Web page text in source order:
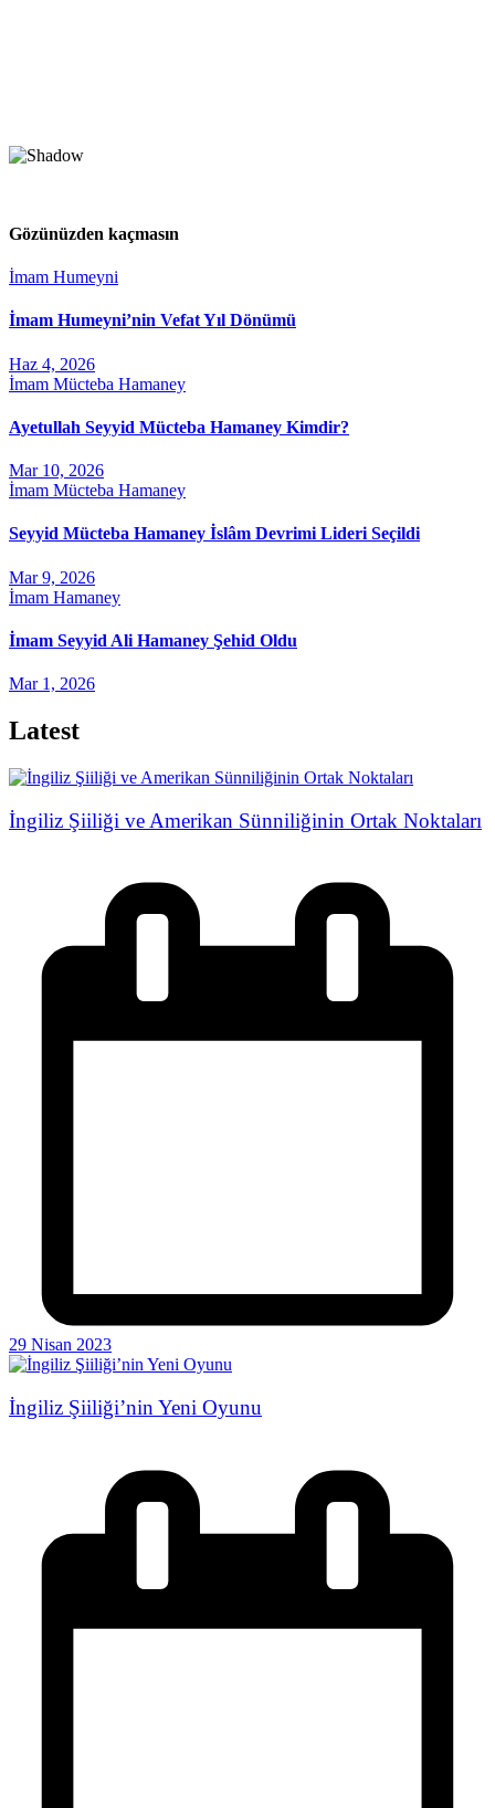
Gözünüzden kaçmasın
İmam Humeyni
İmam Humeyni’nin Vefat Yıl Dönümü
Haz 4, 2026
İmam Mücteba Hamaney
Ayetullah Seyyid Mücteba Hamaney Kimdir?
Mar 10, 2026
İmam Mücteba Hamaney
Seyyid Mücteba Hamaney İslâm Devrimi Lideri Seçildi
Mar 9, 2026
İmam Hamaney
İmam Seyyid Ali Hamaney Şehid Oldu
Mar 1, 2026
Latest
İngiliz Şiiliği ve Amerikan Sünniliğinin Ortak Noktaları
29 Nisan 2023
İngiliz Şiiliği’nin Yeni Oyunu